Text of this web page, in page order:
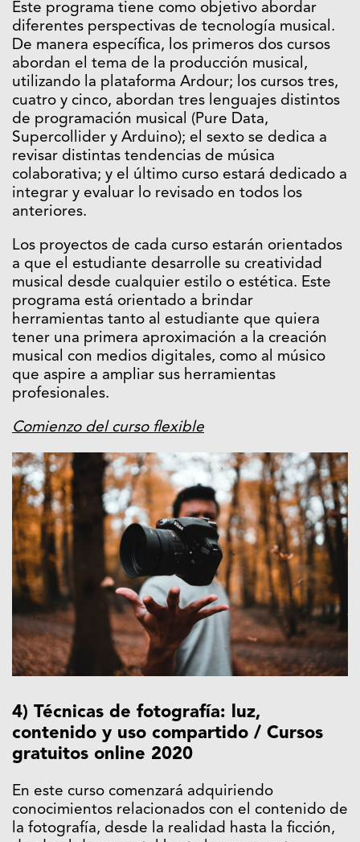
Este programa tiene como objetivo abordar
diferentes perspectivas de tecnología musical.
De manera específica, los primeros dos cursos
abordan el tema de la producción musical,
utilizando la plataforma Ardour; los cursos tres,
cuatro y cinco, abordan tres lenguajes distintos
de programación musical (Pure Data,
Supercollider y Arduino); el sexto se dedica a
revisar distintas tendencias de música
colaborativa; y el último curso estará dedicado a
integrar y evaluar lo revisado en todos los
anteriores.
Los proyectos de cada curso estarán orientados
a que el estudiante desarrolle su creatividad
musical desde cualquier estilo o estética. Este
programa está orientado a brindar
herramientas tanto al estudiante que quiera
tener una primera aproximación a la creación
musical con medios digitales, como al músico
que aspire a ampliar sus herramientas
profesionales.
Comienzo del curso flexible
4) Técnicas de fotografía: luz,
contenido y uso compartido / Cursos
gratuitos online 2020
En este curso comenzará adquiriendo
conocimientos relacionados con el contenido de
la fotografía, desde la realidad hasta la ficción,